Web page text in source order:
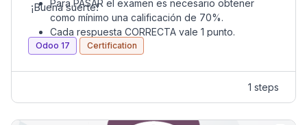
Para PASAR el examen es necesario obtener
como mínimo una calificación de 70%.
Cada respuesta CORRECTA vale 1 punto.
Cada respuesta INCORRECTA resta ½ punto a su
Cada respuesta SIN RESPONDER vale 0 puntos.
¡Buena suerte!
Odoo 17 Certification
1 steps